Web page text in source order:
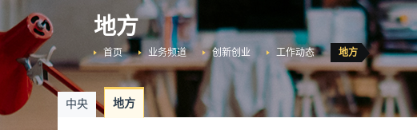
地方
地方
工作动态
创新创业
业务频道
首页
中央 地方